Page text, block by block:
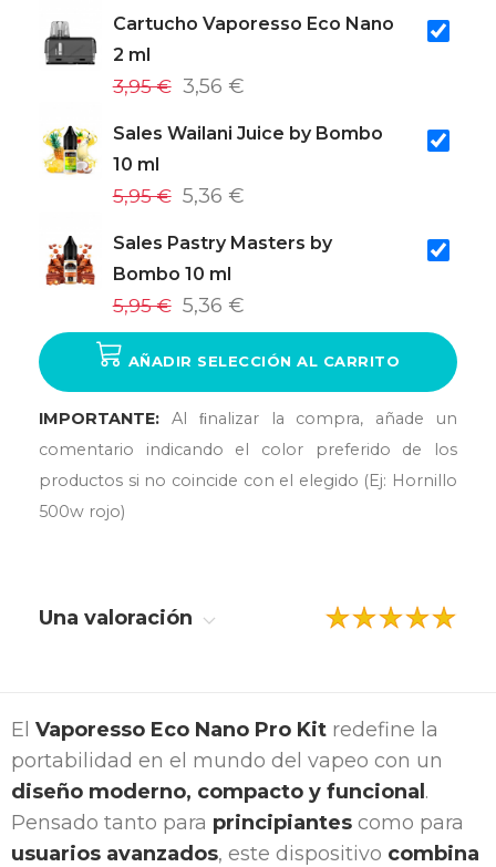
Cartucho Vaporesso Eco Nano
2 ml
3,95 € 3,56 €
Sales Wailani Juice by Bombo
10 ml
5,95 € 5,36 €
Sales Pastry Masters by
Bombo 10 ml
5,95 € 5,36 €
AÑADIR SELECCIÓN AL CARRITO
IMPORTANTE: Al ﬁnalizar la compra, añade un
comentario indicando el color preferido de los
productos si no coincide con el elegido (Ej: Hornillo
500w rojo)
Una valoración
El Vaporesso Eco Nano Pro Kit redefine la
portabilidad en el mundo del vapeo con un
diseño moderno, compacto y funcional .
Pensado tanto para principiantes como para
usuarios avanzados, este dispositivo combina